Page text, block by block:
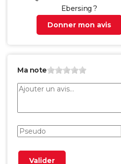
Ebersing ?
Donner mon avis
Ma note